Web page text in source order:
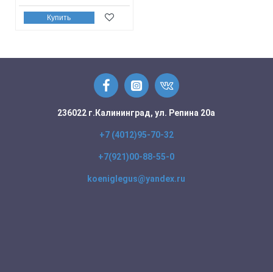
Купить
236022 г.Калининград, ул. Репина 20а
+7 (4012)95-70-32
+7(921)00-88-55-0
koeniglegus@yandex.ru